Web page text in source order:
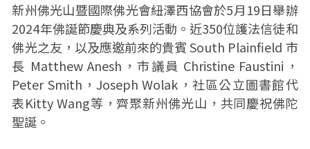
新州佛光山暨國際佛光會紐澤西協會於5月19日舉辦
2024年佛誕節慶典及系列活動。近350位護法信徒和
佛光之友，以及應邀前來的貴賓 South Plainfield 市
長 Matthew Anesh，市議員 Christine Faustini，
Peter Smith，Joseph Wolak，社區公立圖書館代
表Kitty Wang等，齊聚新州佛光山，共同慶祝佛陀
聖誕。